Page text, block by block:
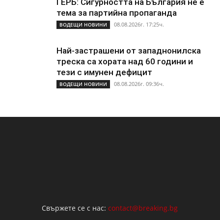
ГЕРБ: Сигурността на България не е
тема за партийна пропаганда
ВОДЕЩИ НОВИНИ 08.08.2026г. 17:25ч.
Най-застрашени от западнонилска
треска са хората над 60 години и
тези с имунен дефицит
ВОДЕЩИ НОВИНИ 08.08.2026г. 09:36ч.
Свържете се с нас:contact@breaking.bg